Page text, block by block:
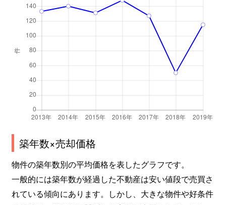
築年数×売却価格
物件の築年数別の平均価格を表したグラフです。
一般的には築年数が経過した不動産は安い値段で売買さ
れている傾向にあります。しかし、大きな物件や好条件